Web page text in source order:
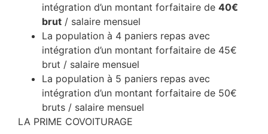
intégration d’un montant forfaitaire de 40€
brut / salaire mensuel
La population à 4 paniers repas avec
intégration d’un montant forfaitaire de 45€
brut / salaire mensuel
La population à 5 paniers repas avec
intégration d’un montant forfaitaire de 50€
bruts / salaire mensuel
LA PRIME COVOITURAGE